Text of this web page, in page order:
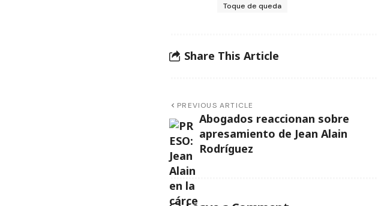
Toque de queda
Share This Article
PREVIOUS ARTICLE
Abogados reaccionan sobre
apresamiento de Jean Alain
Rodríguez